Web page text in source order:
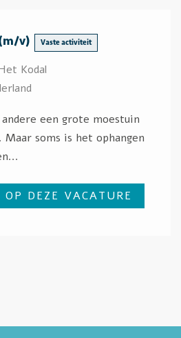
v) Vaste activiteit
Kodal
een grote moestuin
Maar soms is het ophangen
OP DEZE VACATURE